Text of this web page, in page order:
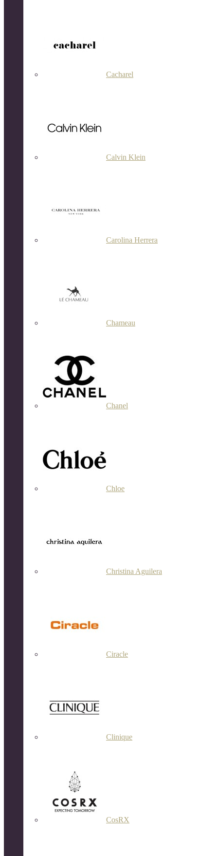
Cacharel
Calvin Klein
Carolina Herrera
Chameau
Chanel
Chloe
Christina Aguilera
Ciracle
Clinique
CosRX